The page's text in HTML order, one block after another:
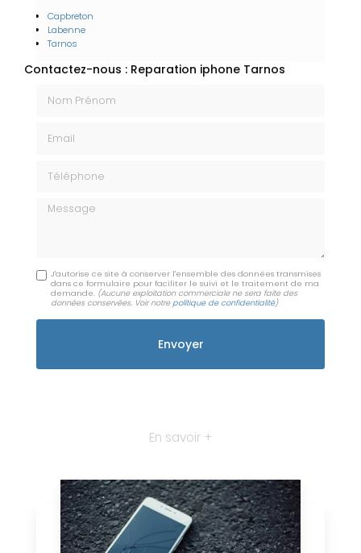
Capbreton
Labenne
Tarnos
Contactez-nous : Reparation iphone Tarnos
Message
J'autorise ce site à conserver l'ensemble des données transmises
dans ce formulaire pour faciliter le suivi et le traitement de ma
demande. (Aucune exploitation commerciale ne sera faite des
données conservées. Voir notre politique de confidentialité)
En savoir +